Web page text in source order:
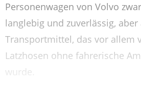
Personenwagen von Volvo
langlebig und zuverlässig,
Transportmittel, das vor allem
Latzhosen ohne fahrerische
wurde.